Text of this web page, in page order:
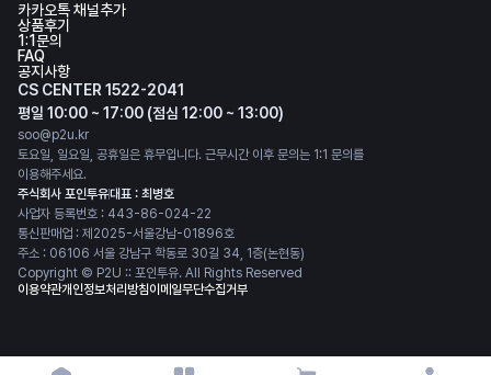
카카오톡 채널추가
상품후기
1:1문의
FAQ
공지사항
CS CENTER 1522-2041
평일 10:00 ~ 17:00 (점심 12:00 ~ 13:00)
soo@p2u.kr
토요일, 일요일, 공휴일은 휴무입니다. 근무시간 이후 문의는 1:1 문의를
이용해주세요.
주식회사 포인투유대표 : 최병호
사업자 등록번호 : 443-86-024-22
통신판매업 : 제2025-서울강남-01896호
주소 : 06106 서울 강남구 학동로 30길 34, 1층(논현동)
Copyright © P2U :: 포인투유. All Rights Reserved
이용약관개인정보처리방침이메일무단수집거부